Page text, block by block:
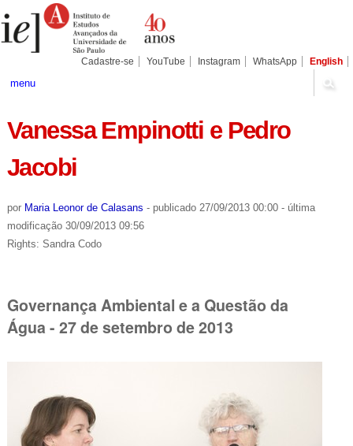
para
conteúdo.
Pessoais
Cadastre-se YouTube Instagram WhatsApp English
menu
Vanessa Empinotti e Pedro
Jacobi
por Maria Leonor de Calasans - publicado27/09/2013 00:00 - última
modificação30/09/2013 09:56
Rights: Sandra Codo
Governança Ambiental e a Questão da
Água - 27 de setembro de 2013